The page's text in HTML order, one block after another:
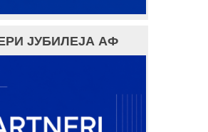
ЈУБИЛЕЈА АФ